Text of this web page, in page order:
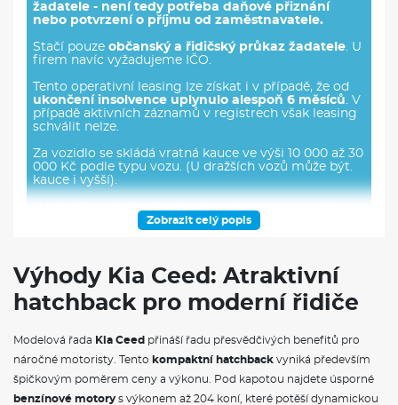
žadatele - není tedy potřeba daňové přiznání
nebo potvrzení o příjmu od zaměstnavatele.
Stačí pouze občanský a řidičský průkaz žadatele . U
firem navíc vyžadujeme IČO.
Tento operativní leasing lze získat i v případě, že od
ukončení insolvence uplynulo alespoň 6 měsíců . V
případě aktivních záznamů v registrech však leasing
schválit nelze.
Za vozidlo se skládá vratná kauce ve výši 10 000 až 30
000 Kč podle typu vozu. (U dražších vozů může být.
kauce i vyšší).
nájezdu se účtují servisní příplatky při překročení
stanovených ročních limitů (nad 20 000 km / nad 30
základě vaší poptávky a očekávaného ročního
nájezdu.
Krytí poškození do 10 000 Kč
Value - Možnost vrátit nebo vyměnit auto již po 6
POPIS VOZU, SPECIFIKACE A VÝBAVA:
Tempomat
Zobrazit celý popis
Výhody Kia Ceed: Atraktivní
hatchback pro moderní řidiče
Modelová řada Kia Ceed přináší řadu přesvědčivých benefitů pro
náročné motoristy. Tento kompaktní hatchback vyniká především
špičkovým poměrem ceny a výkonu. Pod kapotou najdete úsporné
benzínové motory s výkonem až 204 koní, které potěší dynamickou